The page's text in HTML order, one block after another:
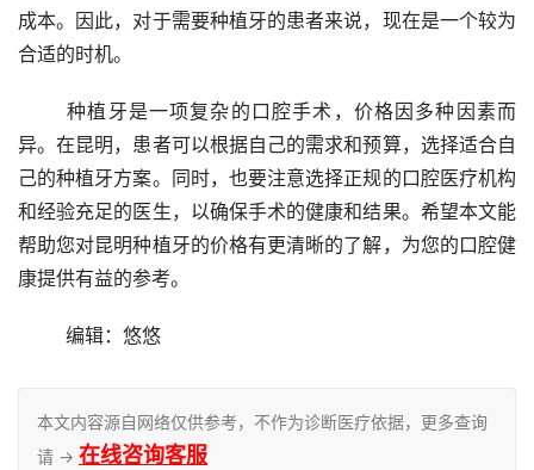
成本。因此，对于需要种植牙的患者来说，现在是一个较为
合适的时机。
	种植牙是一项复杂的口腔手术，价格因多种因素而
异。在昆明，患者可以根据自己的需求和预算，选择适合自
己的种植牙方案。同时，也要注意选择正规的口腔医疗机构
和经验充足的医生，以确保手术的健康和结果。希望本文能
帮助您对昆明种植牙的价格有更清晰的了解，为您的口腔健
康提供有益的参考。
	编辑：悠悠
本文内容源自网络仅供参考，不作为诊断医疗依据，更多查询
请 → 在线咨询客服